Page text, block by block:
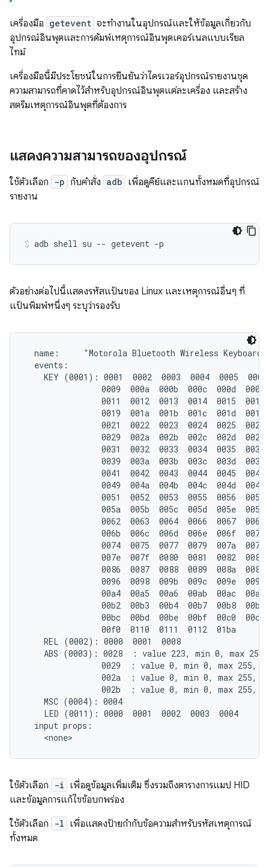
เครื่องมือ getevent จะทำงานในอุปกรณ์และให้ข้อมูลเกี่ยวกับ
อุปกรณ์อินพุตและการดัมพ์เหตุการณ์อินพุตเคอร์เนลแบบเรียล
ไทม์
เครื่องมือนี้มีประโยชน์ในการยืนยันว่าไดรเวอร์อุปกรณ์รายงานชุด
ความสามารถที่คาดไว้สำหรับอุปกรณ์อินพุตแต่ละเครื่อง และสร้าง
สตรีมเหตุการณ์อินพุตที่ต้องการ
แสดงความสามารถของอุปกรณ์
ใช้ตัวเลือก -p กับคําสั่ง adb เพื่อดูคีย์และแกนทั้งหมดที่อุปกรณ์
รายงาน
adb shell su -- getevent -p
ตัวอย่างต่อไปนี้แสดงรหัสแป้นของ Linux และเหตุการณ์อื่นๆ ที่
แป้นพิมพ์หนึ่งๆ ระบุว่ารองรับ
  name:     "Motorola Bluetooth Wireless Keyboard"
  events:
KEY (0001): 0001  0002  0003  0004  0005
0009  000a  000b  000c  000d  000e
0011  0012  0013  0014  0015  0016
0019  001a  001b  001c  001d  001e
0021  0022  0023  0024  0025  0026
0029  002a  002b  002c  002d  002e
0031  0032  0033  0034  0035  0036
0039  003a  003b  003c  003d  003e
0041  0042  0043  0044  0045  0046
0049  004a  004b  004c  004d  004e
0051  0052  0053  0055  0056  0057
005a  005b  005c  005d  005e  005f
0062  0063  0064  0066  0067  0068
006b  006c  006d  006e  006f  0071
0074  0075  0077  0079  007a  007b
007e  007f  0080  0081  0082  0083
0086  0087  0088  0089  008a  008c
0096  0098  009b  009c  009e  009f
00a4  00a5  00a6  00ab  00ac  00ad
00b2  00b3  00b4  00b7  00b8  00b9
00bc  00bd  00be  00bf  00c0  00c1
                00f0  0110  0111  0112  01ba
    REL (0002): 0000  0001  0008
ABS (0003): 0028  : value 223, min 0, max
0029  : value 0, min 0, max 255,
002a  : value 0, min 0, max 255,
002b  : value 0, min 0, max 255,
    MSC (0004): 0004
    LED (0011): 0000  0001  0002  0003  0004
  input props:
ใช้ตัวเลือก -i เพื่อดูข้อมูลเพิ่มเติม ซึ่งรวมถึงตารางการแมป HID
และข้อมูลการแก้ไขข้อบกพร่อง
ใช้ตัวเลือก
-l เพื่อแสดงป้ายกำกับข้อความสําหรับรหัสเหตุการณ์
ทั้งหมด